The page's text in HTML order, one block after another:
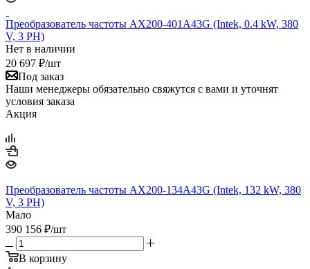
Преобразователь частоты AX200-401A43G (Intek, 0.4 kW, 380
V, 3 PH)
Нет в наличии
20 697 ₽/шт
Под заказ
Наши менеджеры обязательно свяжутся с вами и уточнят
условия заказа
Акция
Преобразователь частоты AX200-134A43G (Intek, 132 kW, 380
V, 3 PH)
Мало
390 156 ₽/шт
В корзину